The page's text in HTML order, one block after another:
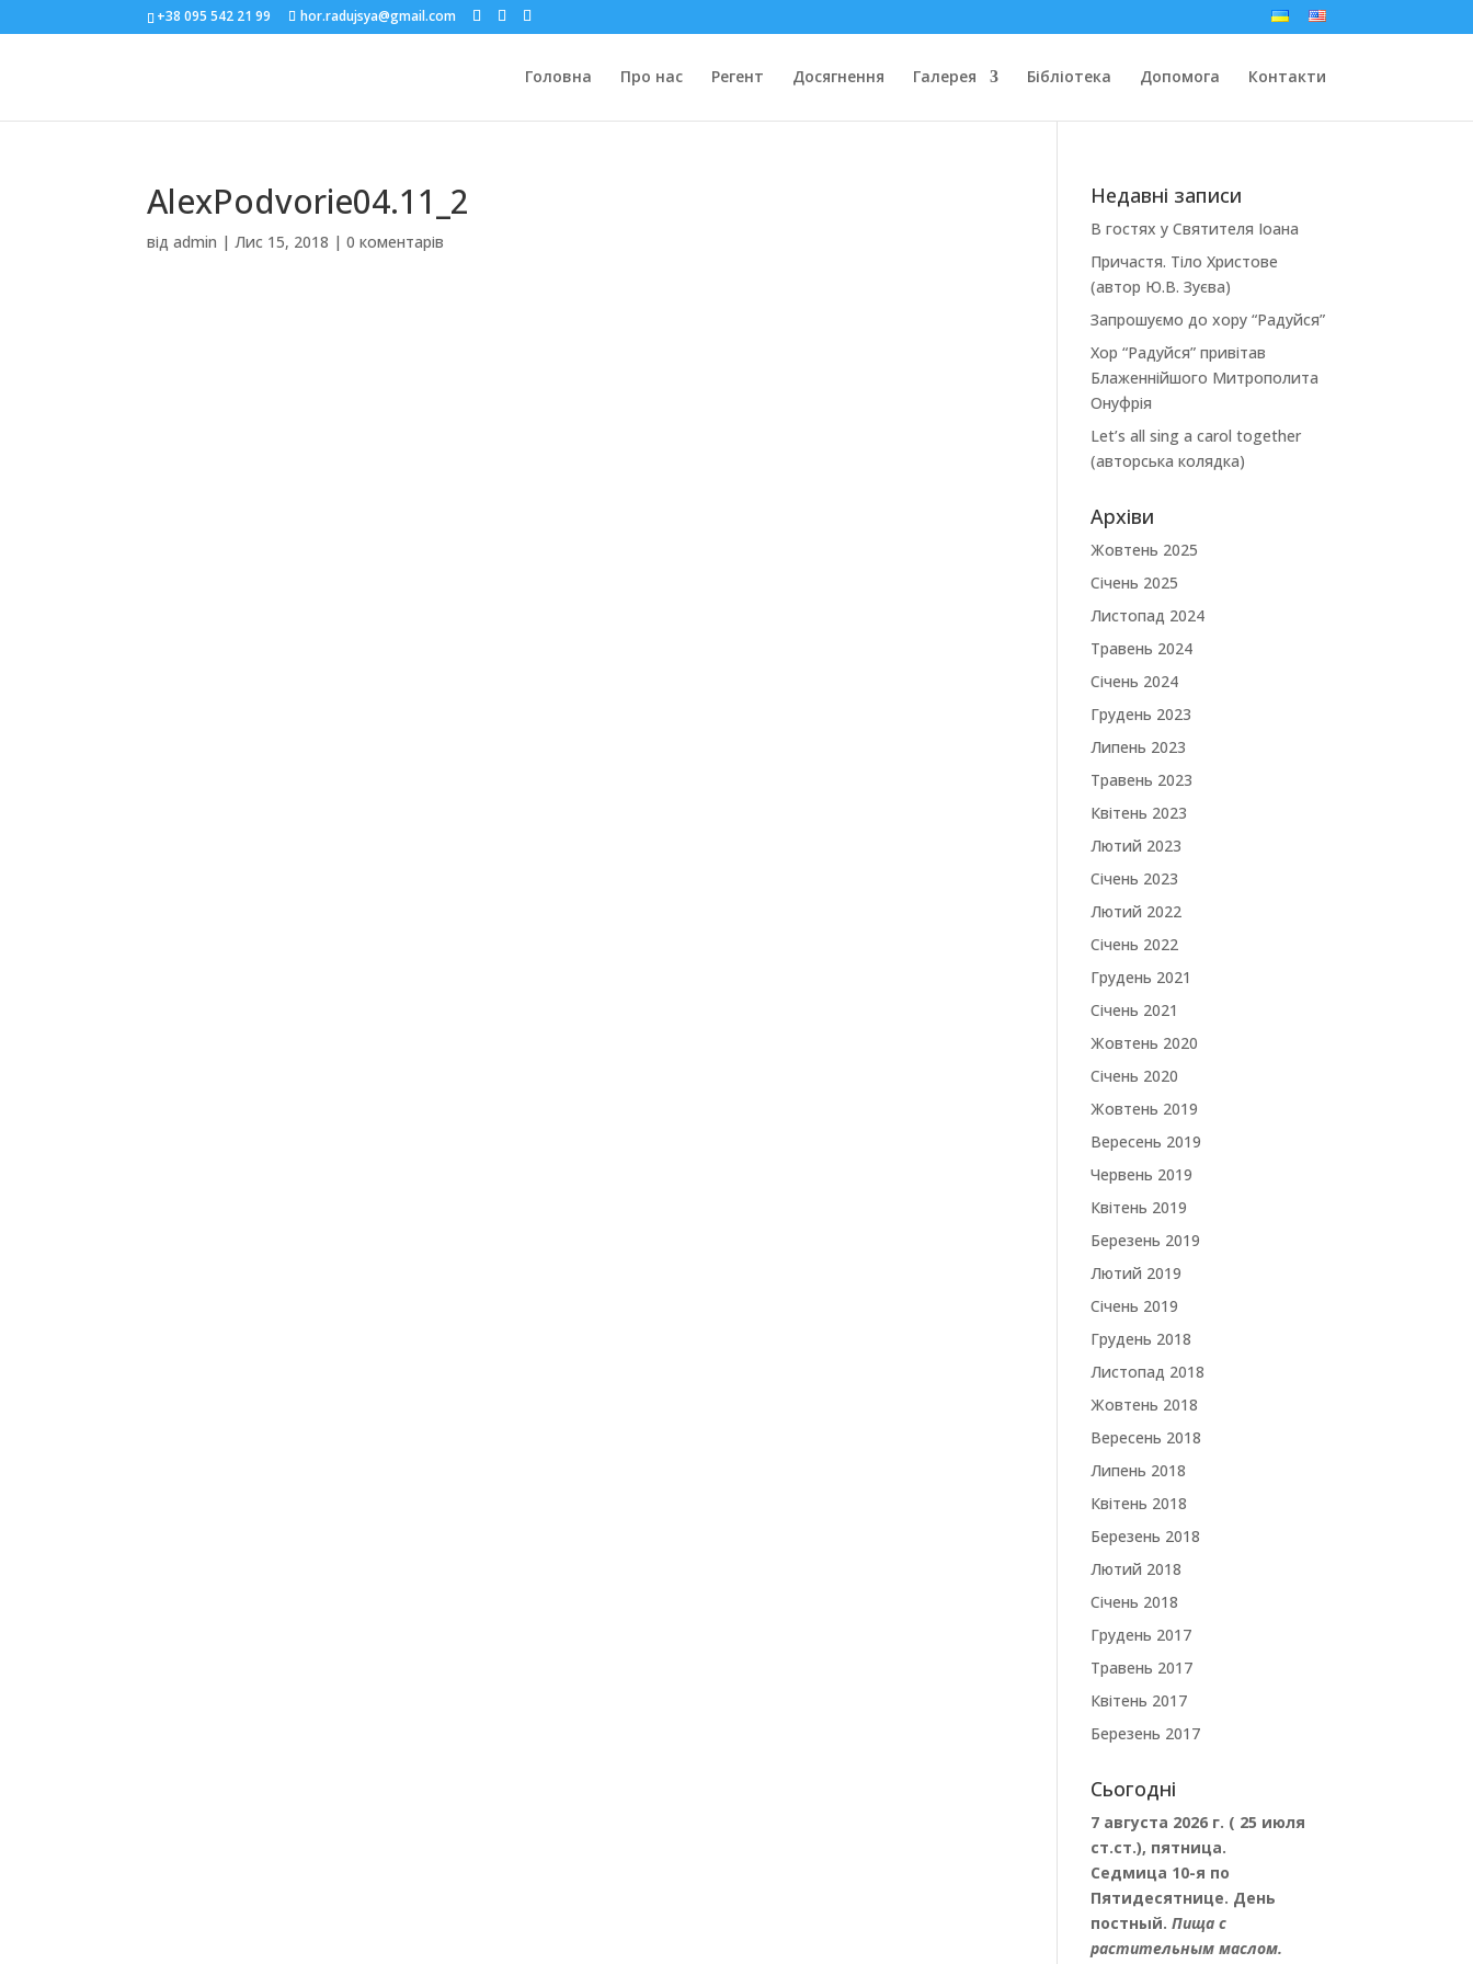
+38 095 542 21 99 hor.radujsya@gmail.com
Головна Про нас Регент Досягнення Галерея Бібліотека Допомога Контакти
AlexPodvorie04.11_2
відadmin |Лис 15, 2018 |0 коментарів
Недавні записи
В гостях у Святителя Іоана
Причастя. Тіло Христове
(автор Ю.В. Зуєва)
Запрошуємо до хору “Радуйся”
Хор “Радуйся” привітав
Блаженнійшого Митрополита
Онуфрія
Let’s all sing a carol together
(авторська колядка)
Архіви
Жовтень 2025
Січень 2025
Листопад 2024
Травень 2024
Січень 2024
Грудень 2023
Липень 2023
Травень 2023
Квітень 2023
Лютий 2023
Січень 2023
Лютий 2022
Січень 2022
Грудень 2021
Січень 2021
Жовтень 2020
Січень 2020
Жовтень 2019
Вересень 2019
Червень 2019
Квітень 2019
Березень 2019
Лютий 2019
Січень 2019
Грудень 2018
Листопад 2018
Жовтень 2018
Вересень 2018
Липень 2018
Квітень 2018
Березень 2018
Лютий 2018
Січень 2018
Грудень 2017
Травень 2017
Квітень 2017
Березень 2017
Сьогодні
7 августа 2026 г. ( 25 июля
ст.ст.), пятница.
Седмица 10-я по
Пятидесятнице. День
постный. Пища с
растительным маслом.